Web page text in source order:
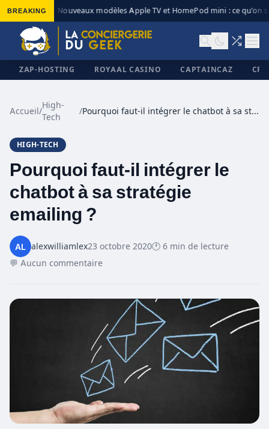
BREAKING◆ Nouveaux modèles Apple TV et HomePod mini : ce qu’on
ZAP-HOSTING ROYAAL CASINO CAPTAINCAZ
Accueil/
High-
Tech
/ Pourquoi faut-il intégrer le chatbot à sa stratégie emailing ?
HIGH-TECH
Pourquoi faut-il intégrer le
chatbot à sa stratégie
emailing ?
alexwilliamlex23 octobre 2020🕐 6 min de lecture
💬 Aucun commentaire